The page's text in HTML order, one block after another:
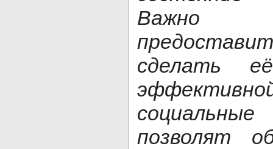
Важно
сделать
позволят